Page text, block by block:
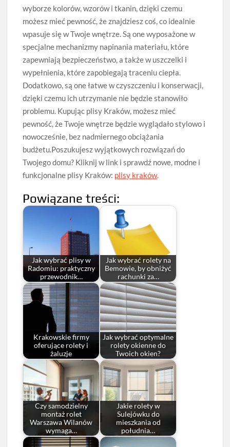
wyborze kolorów, wzorów i tkanin, dzięki czemu
możesz mieć pewność, że znajdziesz coś, co idealnie
wpasuje się w Twoje wnętrze. Są one wyposażone w
specjalne mechanizmy napinania materiału, które
zapewniają bezpieczeństwo, a także w uszczelki i
wypełnienia, które zapobiegają traceniu ciepła.
Dodatkowo, są one łatwe w czyszczeniu i konserwacji,
dzięki czemu ich utrzymanie nie będzie stanowiło
problemu. Kupując plisy Kraków, możesz mieć
pewność, że Twoje wnętrze będzie wyglądało stylowo i
nowocześnie, bez nadmiernego obciążania
budżetu.Poszukujesz wyjątkowych rozwiązań do
Twojego domu? Kliknij w link i sprawdź nowe, modne i
funkcjonalne plisy Kraków: plisy kraków.
Powiązane treści:
Jak wybrać plisy w
Radomiu: praktyczny
przewodnik…
Jak wybrać rolety na
Bemowie, by obniżyć
rachunki za…
Krakowskie firmy
oferujące rolety i
żaluzje
Jak wybrać optymalne
rolety okienne do
Twoich okien?
Czy samodzielny
montaż rolet
Warszawa Wilanów
wymaga…
Jakie rolety w
Sulejówku do
mieszkania od
południa…